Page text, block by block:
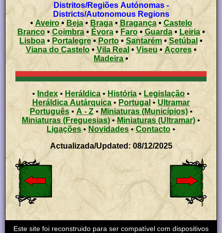
Distritos/Regiões Autónomas -
Districts/Autonomous Regions
• Aveiro• Beja• Braga• Bragança• Castelo
Branco•Coimbra• Évora•Faro• Guarda• Leiria•
Lisboa • Portalegre• Porto•Santarém • Setúbal •
Viana do Castelo• Vila Real • Viseu• Açores •
Madeira •
• Index • Heráldica • História • Legislação •
Heráldica Autárquica • Portugal• Ultramar
Português• A - Z• Miniaturas (Municípios)•
Miniaturas (Freguesias) •Miniaturas (Ultramar)•
Ligações• Novidades • Contacto •
Actualizada/Updated: 08/12/2025
Este site foi reconstruido para ser compatível com dispositivos